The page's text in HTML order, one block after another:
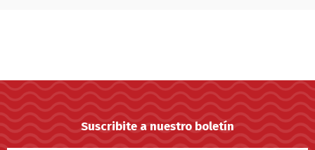
Suscribite a nuestro boletín